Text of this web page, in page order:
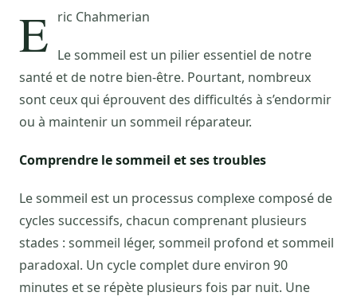
E ric Chahmerian
Le sommeil est un pilier essentiel de notre
santé et de notre bien-être. Pourtant, nombreux
sont ceux qui éprouvent des difficultés à s’endormir
ou à maintenir un sommeil réparateur.
Comprendre le sommeil et ses troubles
Le sommeil est un processus complexe composé de
cycles successifs, chacun comprenant plusieurs
stades : sommeil léger, sommeil profond et sommeil
paradoxal. Un cycle complet dure environ 90
minutes et se répète plusieurs fois par nuit. Une